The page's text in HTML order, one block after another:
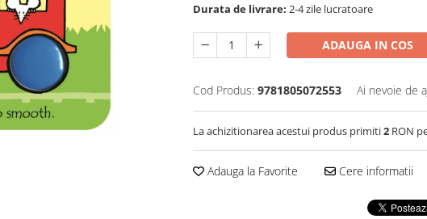
Durata de livrare: 2-4 zile lucratoare
ADAUGA IN COS
Cod Produs: 9781805072553 Ai nevoie de
La achizitionarea acestui produs primiti2 RON
Adauga la Favorite Cere informatii